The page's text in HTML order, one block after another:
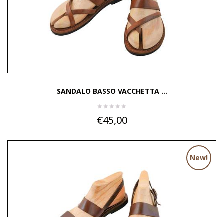
SANDALO BASSO VACCHETTA ...
€45,00
New!